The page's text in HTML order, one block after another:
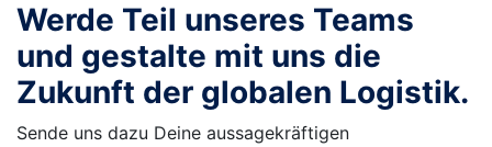
Werde Teil unseres Teams
und gestalte mit uns die
Zukunft der globalen Logistik.
Sende uns dazu Deine aussagekräftigen